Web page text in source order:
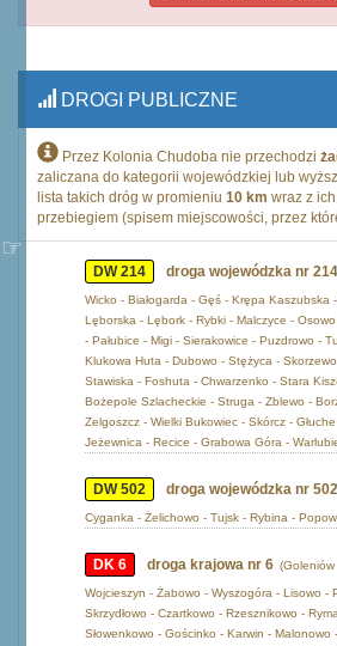
DROGI PUBLICZNE
Przez Kolonia Chudoba nie przechodzi
zaliczana do kategorii wojewódzkiej lub
lista takich dróg w promieniu 10 km wraz z
przebiegiem (spisem miejscowości, przez
DW 214 droga wojewódzka nr 214
Wicko - Białogarda - Gęś - Krępa Kaszubska
Lęborska - Lębork - Rybki - Malczyce -
- Pałubice - Migi - Sierakowice - Puzdrowo -
Klukowa Huta - Dubowo - Stężyca -
Stawiska - Foshuta - Chwarzenko - Stara
Bożepole Szlacheckie - Struga - Zblewo -
Zelgoszcz - Wielki Bukowiec - Skórcz -
Jeżewnica - Recice - Grabowa Góra -
DW 502 droga wojewódzka nr 502
Cyganka - Żelichowo - Tujsk - Rybina -
DK 6 droga krajowa nr 6
Wojcieszyn - Żabowo - Wyszogóra - Lisowo -
Skrzydłowo - Czartkowo - Rzesznikowo -
Słowenkowo - Gościnko - Karwin -